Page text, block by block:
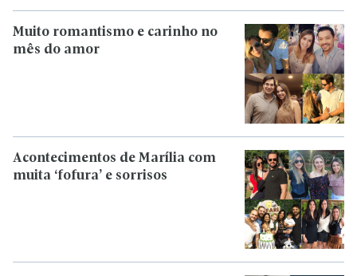
Muito romantismo e carinho no
mês do amor
Acontecimentos de Marília com
muita ‘fofura’ e sorrisos